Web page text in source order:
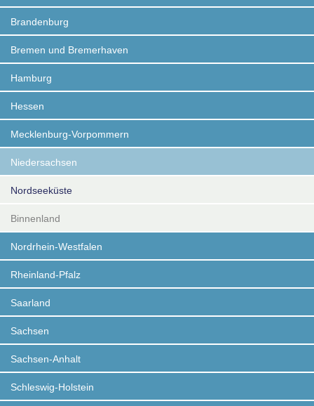
Brandenburg
Bremen und Bremerhaven
Hamburg
Hessen
Mecklenburg-Vorpommern
Niedersachsen
Nordseeküste
Binnenland
Nordrhein-Westfalen
Rheinland-Pfalz
Saarland
Sachsen
Sachsen-Anhalt
Schleswig-Holstein